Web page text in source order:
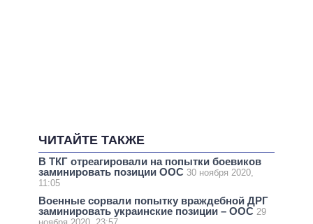
ЧИТАЙТЕ ТАКЖЕ
В ТКГ отреагировали на попытки боевиков
заминировать позиции ООС 30 ноября 2020,
11:05
Военные сорвали попытку враждебной ДРГ
заминировать украинские позиции – ООС 29